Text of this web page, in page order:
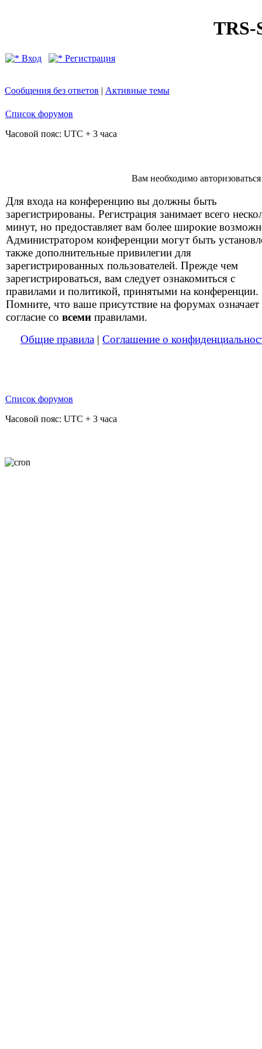
TRS-
Вход Регистрация
Сообщения без ответов | Активные темы
Список форумов
Часовой пояс: UTC + 3 часа
Вам необходимо
Для входа на конференцию вы должны быть
зарегистрированы. Регистрация занимает всего
минут, но предоставляет вам более широкие
Администратором конференции могут быть
также дополнительные привилегии для
зарегистрированных пользователей. Прежде чем
зарегистрироваться, вам следует ознакомиться с
правилами и политикой, принятыми на конференции.
Помните, что ваше присутствие на форумах означает
согласие со всеми правилами.
Общие правила | Соглашение о
Список форумов
Часовой пояс: UTC + 3 часа